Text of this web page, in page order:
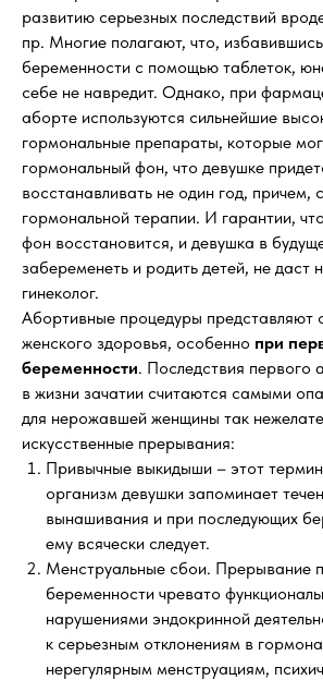
развитию серьезных последствий
пр. Многие полагают, что,
беременности с помощью таблеток,
себе не навредит. Однако, при
аборте используются сильнейшие
гормональные препараты, которые
гормональный фон, что девушке
восстанавливать не один год, причем,
гормональной терапии. И гарантии,
фон восстановится, и девушка в
забеременеть и родить детей, не даст
гинеколог.
Абортивные процедуры представляют
женского здоровья, особенно при
беременности. Последствия первого
в жизни зачатии считаются самыми
для нерожавшей женщины так
искусственные прерывания:
Привычные выкидыши – этот
организм девушки запоминает
вынашивания и при последующих
ему всячески следует.
Менструальные сбои. Прерывание
беременности чревато
нарушениями эндокринной
к серьезным отклонениям в
нерегулярным менструациям,